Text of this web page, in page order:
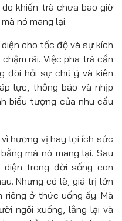
khiến trà chưa bao giờ
nó mang lại.
cho tốc độ và sự kích
rãi. Việc pha trà cần
đòi hỏi sự chú ý và kiên
lực, thông báo và nhịp
biểu tượng của nhu cầu
hương vị hay lợi ích sức
mà nó mang lại. Sau
diện trong đời sống con
Nhưng có lẽ, giá trị lớn
ở thức uống ấy. Mà
ngồi xuống, lắng lại và